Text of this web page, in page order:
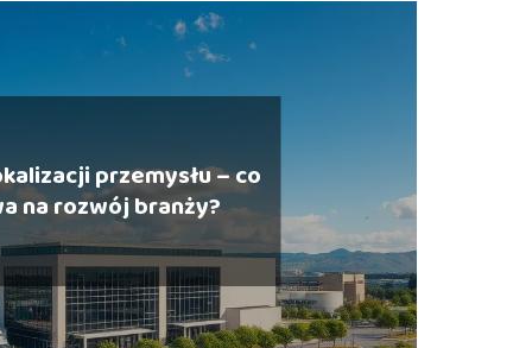
przemysłu – co
na rozwój branży?